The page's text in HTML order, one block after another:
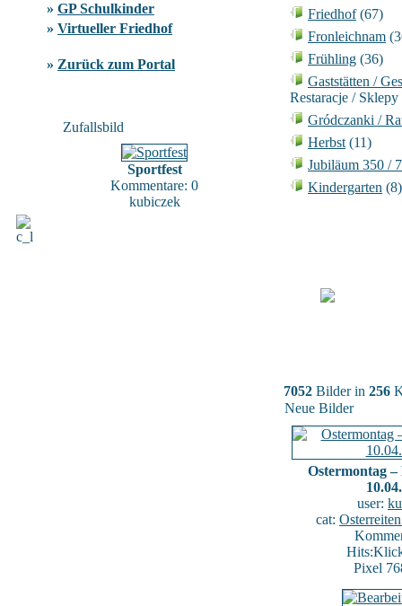
» GP Schulkinder
» Virtueller Friedhof
» Zurück zum Portal
Zufallsbild
Sportfest
Kommentare: 0
kubiczek
Friedhof(67)
Fronleichnam
Frühling (36)
Gaststätten /
Restaracje / Sklepy
Gródczanki /
Herbst (11)
Jubiläum 350 /
Kindergarten (8)
7052 Bilder in 256
Neue Bilder
Ostermontag –
user:
cat:
Pixel